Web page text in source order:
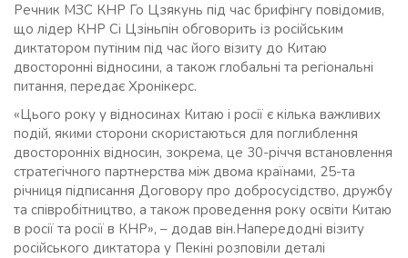
Речник МЗС КНР Го Цзякунь під час брифінгу повідомив,
що лідер КНР Сі Цзіньпін обговорить із російським
диктатором путіним під час його візиту до Китаю
двосторонні відносини, а також глобальні та регіональні
питання, передає Хронікерс.
«Цього року у відносинах Китаю і росії є кілька важливих
подій, якими сторони скористаються для поглиблення
двосторонніх відносин, зокрема, це 30-річчя встановлення
стратегічного партнерства між двома країнами, 25-та
річниця підписання Договору про добросусідство, дружбу
та співробітництво, а також проведення року освіти Китаю
в росії та росії в КНР», – додав він.Напередодні візиту
російського диктатора у Пекіні розповіли деталі